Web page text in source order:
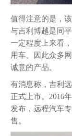
值得注意的是，
与吉利博越是同
一定程度上来看
用车。因此众多
诚意的产品。
有消息称，吉利
正式上市。2016
发布，远程汽车
售。